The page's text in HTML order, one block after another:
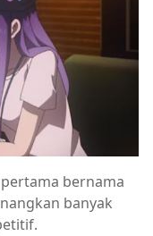
bernama
banyak